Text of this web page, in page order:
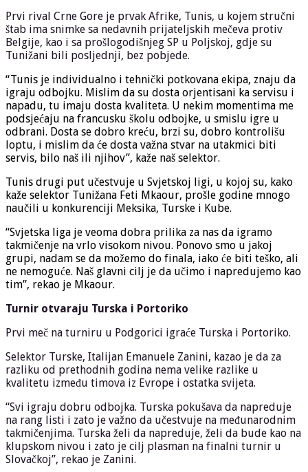
Prvi rival Crne Gore je prvak Afrike, Tunis, u kojem stručni
štab ima snimke sa nedavnih prijateljskih mečeva protiv
Belgije, kao i sa prošlogodišnjeg SP u Poljskoj, gdje su
Tunižani bili posljednji, bez pobjede.
“Tunis je individualno i tehnički potkovana ekipa, znaju da
igraju odbojku. Mislim da su dosta orjentisani ka servisu i
napadu, tu imaju dosta kvaliteta. U nekim momentima me
podsjećaju na francusku školu odbojke, u smislu igre u
odbrani. Dosta se dobro kreću, brzi su, dobro kontrolišu
loptu, i mislim da će dosta važna stvar na utakmici biti
servis, bilo naš ili njihov”, kaže naš selektor.
Tunis drugi put učestvuje u Svjetskoj ligi, u kojoj su, kako
kaže selektor Tunižana Feti Mkaour, prošle godine mnogo
naučili u konkurenciji Meksika, Turske i Kube.
“Svjetska liga je veoma dobra prilika za nas da igramo
takmičenje na vrlo visokom nivou. Ponovo smo u jakoj
grupi, nadam se da možemo do finala, iako će biti teško, ali
ne nemoguće. Naš glavni cilj je da učimo i napredujemo kao
tim”, rekao je Mkaour.
Turnir otvaraju Turska i Portoriko
Prvi meč na turniru u Podgorici igraće Turska i Portoriko.
Selektor Turske, Italijan Emanuele Zanini, kazao je da za
razliku od prethodnih godina nema velike razlike u
kvalitetu između timova iz Evrope i ostatka svijeta.
“Svi igraju dobru odbojka. Turska pokušava da napreduje
na rang listi i zato je važno da učestvuje na međunarodnim
takmičenjima. Turska želi da napreduje, želi da bude kao na
klupskom nivou i zato je cilj plasman na finalni turnir u
Slovačkoj”, rekao je Zanini.